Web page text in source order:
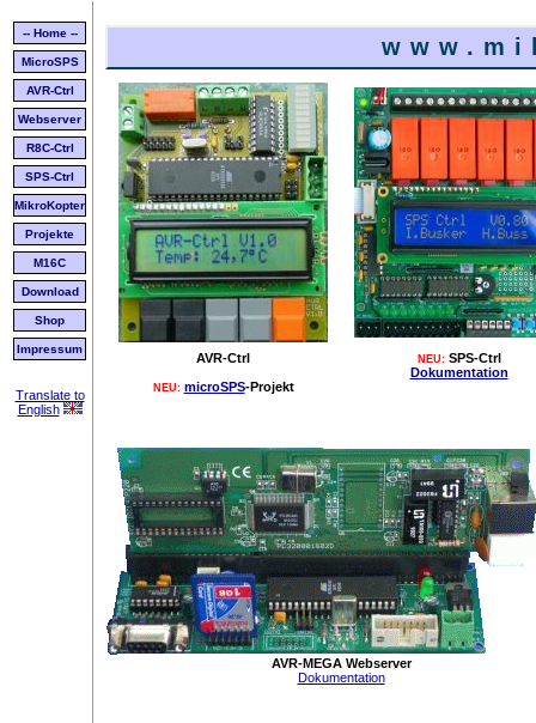
-- Home --
MicroSPS
AVR-Ctrl
Webserver
R8C-Ctrl
SPS-Ctrl
MikroKopter
Projekte
M16C
Download
Shop
Impressum
Translate to
English
AVR-Ctrl NEU:SPS-Ctrl
Dokumentation
NEU: microSPS-Projekt
AVR-MEGA Webserver
Dokumentation